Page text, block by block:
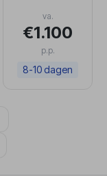
va.
€1.100
p.p.
8-10 dagen